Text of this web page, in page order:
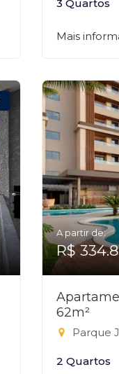
3 Quartos
Mais
A partir de:
R$
62m²
Parque
2 Quartos